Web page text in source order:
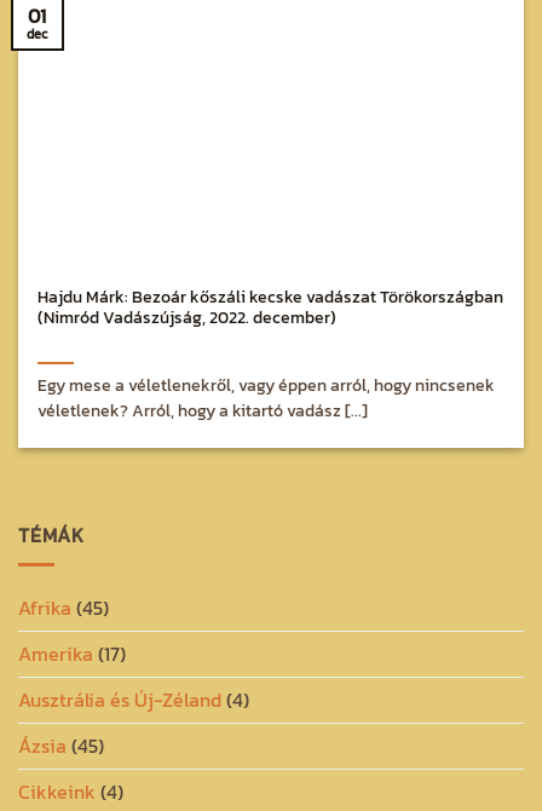
Hajdu Márk: Bezoár kőszáli kecske vadászat Törökországban
(Nimród Vadászújság, 2022. december)
Egy mese a véletlenekről, vagy éppen arról, hogy nincsenek
véletlenek? Arról, hogy a kitartó vadász [...]
01
dec
TÉMÁK
Afrika (45)
Amerika (17)
Ausztrália és Új-Zéland(4)
Ázsia (45)
Cikkeink (4)